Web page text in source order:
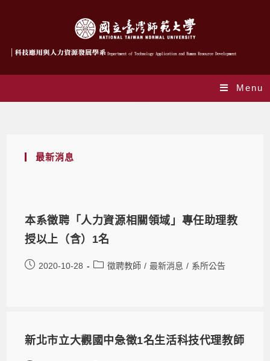
Menu
最新消息
本系徵聘「人力資源相關領域」專任助理教
授以上（含）1名
2020-10-28 徵聘教師 / 最新消息 / 系所公告
新北市立大觀國中急徵1名生活科技代理教師